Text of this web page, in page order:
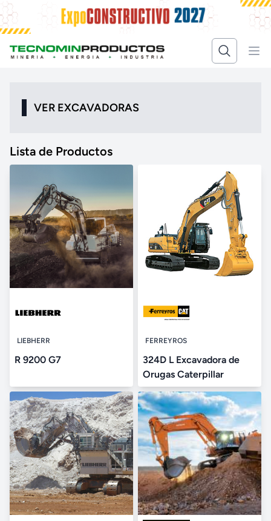
VER EXCAVADORAS
Lista de Productos
LIEBHERR
R 9200 G7
FERREYROS
324D L Excavadora de
Orugas Caterpillar